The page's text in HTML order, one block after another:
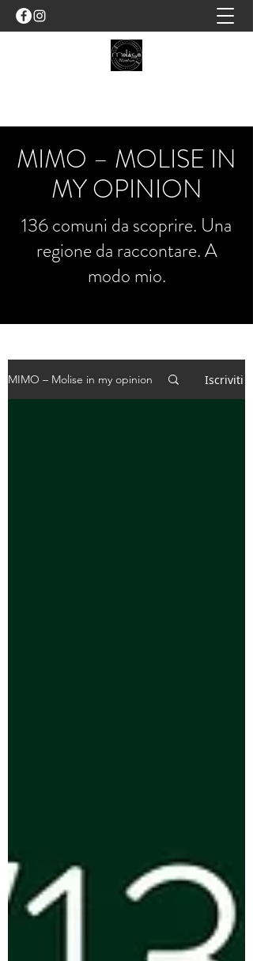
MIMO – MOLISE IN
MY OPINION
136 comuni da scoprire. Una
regione da raccontare. A
modo mio.
MIMO – Molise in my opinion Iscriviti